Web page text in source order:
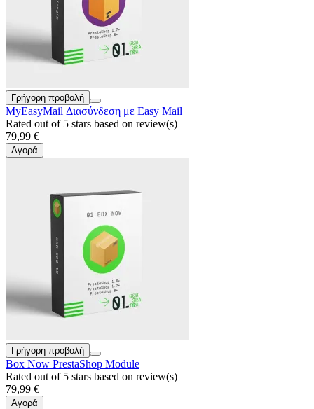
Γρήγορη προβολή
MyEasyMail Διασύνδεση με Easy Mail
Rated out of 5 stars based on review(s)
79,99 €
Αγορά
Γρήγορη προβολή
Box Now PrestaShop Module
Rated out of 5 stars based on review(s)
79,99 €
Αγορά